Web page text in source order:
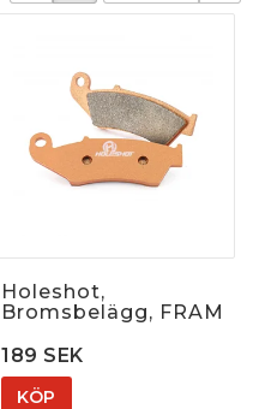
Holeshot,
Bromsbelägg, FRAM
189 SEK
KÖP